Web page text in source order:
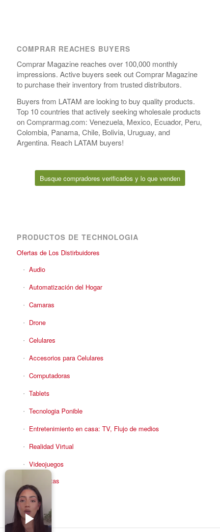
COMPRAR REACHES BUYERS
Comprar Magazine reaches over 100,000 monthly
impressions. Active buyers seek out Comprar Magazine
to purchase their inventory from trusted distributors.
Buyers from LATAM are looking to buy quality products.
Top 10 countries that actively seeking wholesale products
on Comprarmag.com: Venezuela, Mexico, Ecuador, Peru,
Colombia, Panama, Chile, Bolivia, Uruguay, and
Argentina. Reach LATAM buyers!
Busque compradores verificados y lo que venden
PRODUCTOS DE TECHNOLOGIA
Ofertas de Los Distirbuidores
Audio
Automatización del Hogar
Camaras
Drone
Celulares
Accesorios para Celulares
Computadoras
Tablets
Tecnologia Ponible
Entretenimiento en casa: TV, Flujo de medios
Realidad Virtual
Videojuegos
Reciba Ofertas